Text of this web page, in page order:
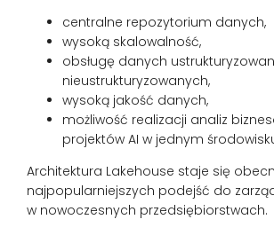
centralne repozytorium danych,
wysoką skalowalność,
obsługę danych
nieustrukturyzowanych,
wysoką jakość danych,
możliwość realizacji analiz
projektów AI w jednym
Architektura Lakehouse staje się
najpopularniejszych podejść do
w nowoczesnych przedsiębiorstwach.